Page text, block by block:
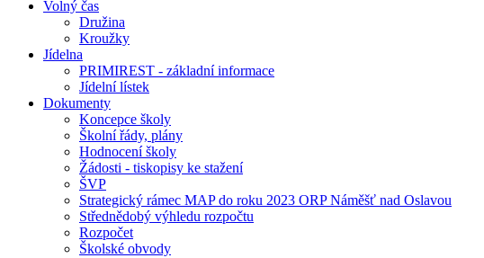
Volný čas
Družina
Kroužky
Jídelna
PRIMIREST - základní informace
Jídelní lístek
Dokumenty
Koncepce školy
Školní řády, plány
Hodnocení školy
Žádosti - tiskopisy ke stažení
ŠVP
Strategický rámec MAP do roku 2023 ORP Náměšť nad Oslavou
Střednědobý výhledu rozpočtu
Rozpočet
Školské obvody